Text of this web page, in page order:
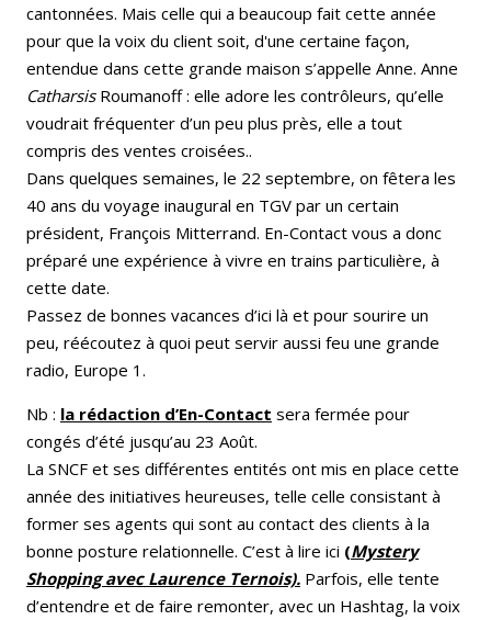
cantonnées. Mais celle qui a beaucoup fait cette année
pour que la voix du client soit, d'une certaine façon,
entendue dans cette grande maison s’appelle Anne. Anne
Catharsis Roumanoff : elle adore les contrôleurs, qu’elle
voudrait fréquenter d’un peu plus près, elle a tout
compris des ventes croisées..
Dans quelques semaines, le 22 septembre, on fêtera les
40 ans du voyage inaugural en TGV par un certain
président, François Mitterrand. En-Contact vous a donc
préparé une expérience à vivre en trains particulière, à
cette date.
Passez de bonnes vacances d’ici là et pour sourire un
peu, réécoutez à quoi peut servir aussi feu une grande
radio, Europe 1.
Nb : la rédaction d’En-Contact sera fermée pour
congés d’été jusqu’au 23 Août.
La SNCF et ses différentes entités ont mis en place cette
année des initiatives heureuses, telle celle consistant à
former ses agents qui sont au contact des clients à la
bonne posture relationnelle. C’est à lire ici (Mystery
Shopping avec Laurence Ternois). Parfois, elle tente
d’entendre et de faire remonter, avec un Hashtag, la voix